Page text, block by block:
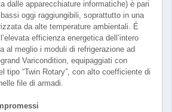
dalle apparecchiature informatiche) è pari
oggi raggiungibili, soprattutto in una
da alte temperature ambientali. É
efficienza energetica dell’intero
al meglio i moduli di refrigerazione ad
Varicondition, equipaggiati con
tipo “Twin Rotary”, con alto coefficiente di
file di armadi.